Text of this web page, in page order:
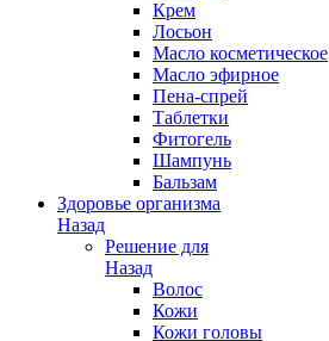
Крем
Лосьон
Масло косметическое
Масло эфирное
Пена-спрей
Таблетки
Фитогель
Шампунь
Бальзам
Здоровье организма
Назад
Решение для
Назад
Волос
Кожи
Кожи головы